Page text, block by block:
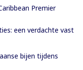
Premier
een verdachte vast
bijen tijdens